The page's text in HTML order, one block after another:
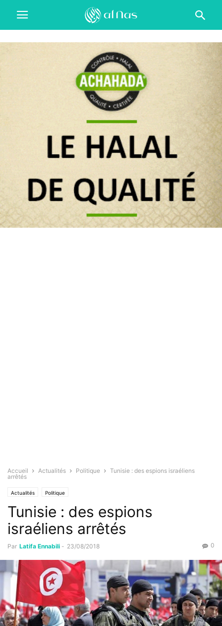
Accueil Actualités Politique
Tunisie : des espions israéliens
arrêtés
Actualités Politique
Tunisie : des espions
israéliens arrêtés
Par Latifa Ennabili - 23/08/2018 0